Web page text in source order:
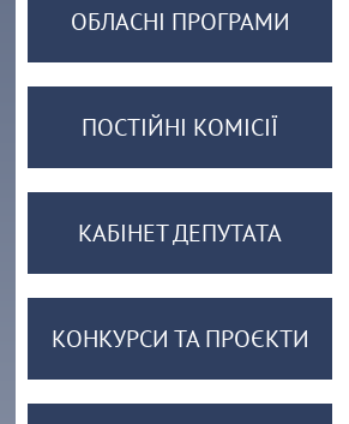
ОБЛАСНІ ПРОГРАМИ
ПОСТІЙНІ КОМІСІЇ
КАБІНЕТ ДЕПУТАТА
КОНКУРСИ ТА ПРОЄКТИ